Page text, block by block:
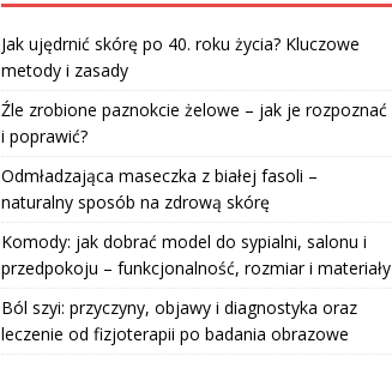
Jak ujędrnić skórę po 40. roku życia? Kluczowe
metody i zasady
Źle zrobione paznokcie żelowe – jak je rozpoznać
i poprawić?
Odmładzająca maseczka z białej fasoli –
naturalny sposób na zdrową skórę
Komody: jak dobrać model do sypialni, salonu i
przedpokoju – funkcjonalność, rozmiar i materiały
Ból szyi: przyczyny, objawy i diagnostyka oraz
leczenie od fizjoterapii po badania obrazowe